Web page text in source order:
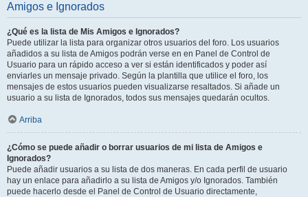
Amigos e Ignorados
¿Qué es la lista de Mis Amigos e Ignorados?
Puede utilizar la lista para organizar otros usuarios del foro. Los usuarios
añadidos a su lista de Amigos podrán verse en en Panel de Control de
Usuario para un rápido acceso a ver si están identificados y poder así
enviarles un mensaje privado. Según la plantilla que utilice el foro, los
mensajes de estos usuarios pueden visualizarse resaltados. Si añade un
usuario a su lista de Ignorados, todos sus mensajes quedarán ocultos.
Arriba
¿Cómo se puede añadir o borrar usuarios de mi lista de Amigos e
Ignorados?
Puede añadir usuarios a su lista de dos maneras. En cada perfil de usuario
hay un enlace para añadirlo a su lista de Amigos y/o Ignorados. También
puede hacerlo desde el Panel de Control de Usuario directamente,